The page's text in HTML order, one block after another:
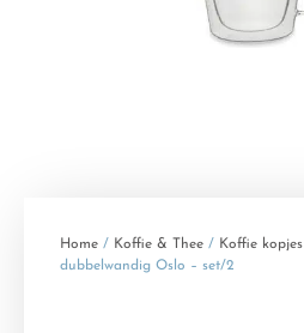
Home / Koffie & Thee / Koffie kopjes
dubbelwandig Oslo – set/2